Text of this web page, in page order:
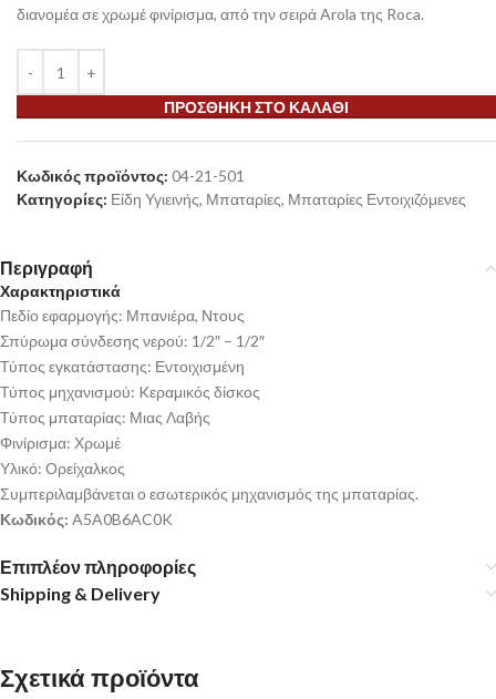
διανομέα σε χρωμέ φινίρισμα, από την σειρά Arola της Roca.
ΠΡΟΣΘΉΚΗ ΣΤΟ ΚΑΛΆΘΙ
Κωδικός προϊόντος: 04-21-501
Κατηγορίες: Είδη Υγιεινής, Μπαταρίες, Μπαταρίες Εντοιχιζόμενες
Περιγραφή
Χαρακτηριστικά
Πεδίο εφαρμογής: Μπανιέρα, Ντους
Σπύρωμα σύνδεσης νερού: 1/2″ – 1/2″
Τύπος εγκατάστασης: Εντοιχισμένη
Τύπος μηχανισμού: Kεραμικός δίσκος
Τύπος μπαταρίας: Μιας Λαβής
Φινίρισμα: Χρωμέ
Υλικό: Ορείχαλκος
Συμπεριλαμβάνεται ο εσωτερικός μηχανισμός της μπαταρίας.
Κωδικός: A5A0B6AC0K
Επιπλέον πληροφορίες
Shipping & Delivery
Σχετικά προϊόντα